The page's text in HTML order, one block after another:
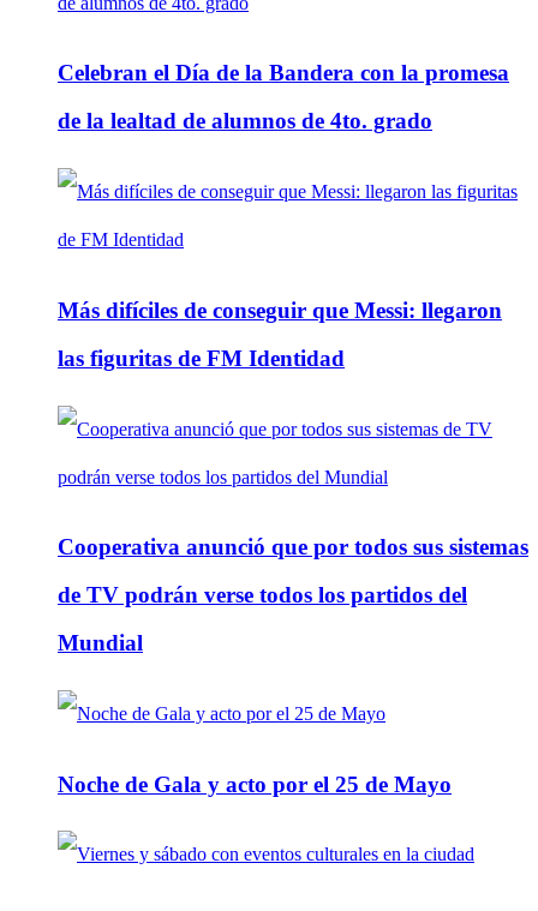
Celebran el Día de la Bandera con la promesa
de la lealtad de alumnos de 4to. grado
Más difíciles de conseguir que Messi: llegaron
las figuritas de FM Identidad
Cooperativa anunció que por todos sus sistemas
de TV podrán verse todos los partidos del
Mundial
Noche de Gala y acto por el 25 de Mayo